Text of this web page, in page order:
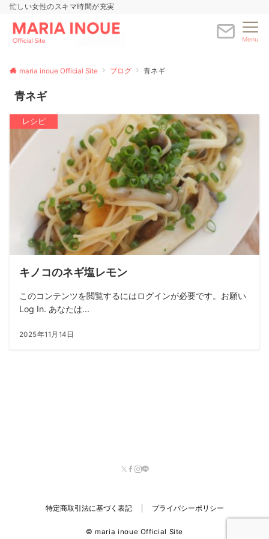
忙しい女性のスキマ時間が充実
Menu
maria inoue Official Site ブログ 青ネギ
青ネギ
レシピ
キノコのネギ塩レモン
このコンテンツを閲覧するにはログインが必要です。お願い
Log In. あなたは...
2025年11月14日
特定商取引法に基づく表記 プライバシーポリシー
© maria inoue Official Site